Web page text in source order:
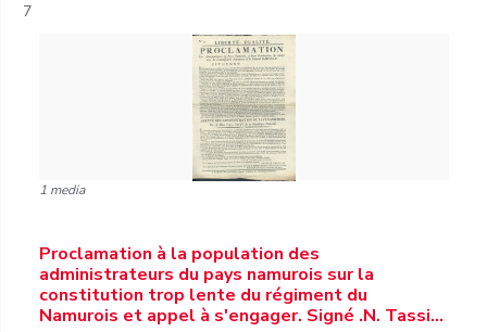
7
1 media
Proclamation à la population des
administrateurs du pays namurois sur la
constitution trop lente du régiment du
Namurois et appel à s'engager. Signé .N. Tassi…